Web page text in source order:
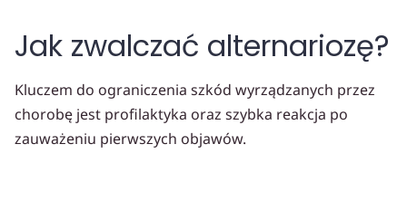
Jak zwalczać alternariozę?
Kluczem do ograniczenia szkód wyrządzanych przez
chorobę jest profilaktyka oraz szybka reakcja po
zauważeniu pierwszych objawów.